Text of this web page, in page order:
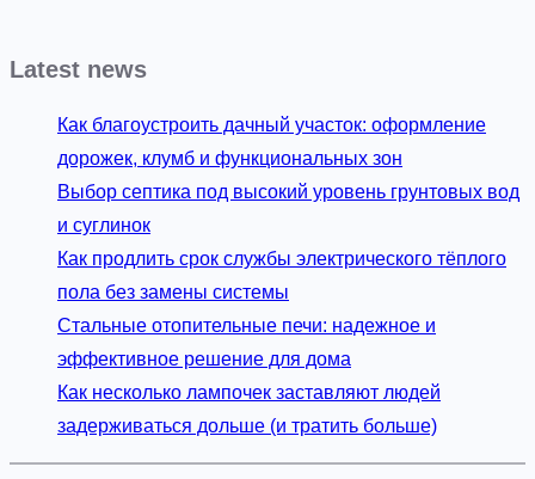
Latest news
Как благоустроить дачный участок: оформление
дорожек, клумб и функциональных зон
Выбор септика под высокий уровень грунтовых вод
и суглинок
Как продлить срок службы электрического тёплого
пола без замены системы
Стальные отопительные печи: надежное и
эффективное решение для дома
Как несколько лампочек заставляют людей
задерживаться дольше (и тратить больше)